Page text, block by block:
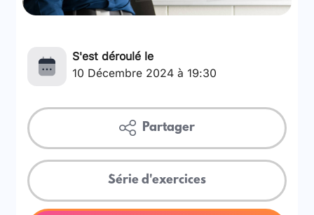
S'est déroulé le
10 Décembre 2024 à 19:30
Partager
Série d'exercices